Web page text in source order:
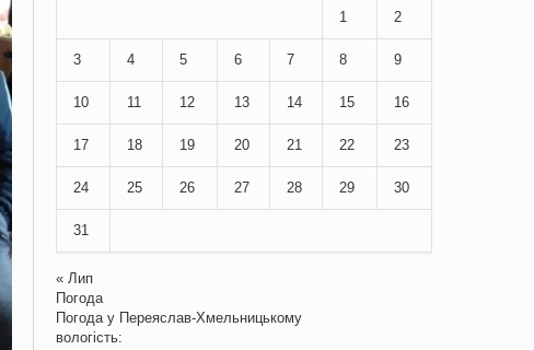
1 2
3 4 5 6 7 8 9
10 11 12 13 14 15 16
17 18 19 20 21 22 23
24 25 26 27 28 29 30
31
« Лип
Погода
Погода у Переяслав-Хмельницькому
вологість: